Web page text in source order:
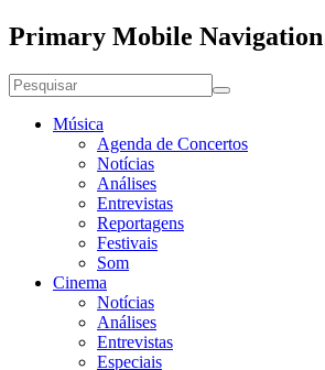
Primary Mobile Navigation
Música
Agenda de Concertos
Notícias
Análises
Entrevistas
Reportagens
Festivais
Som
Cinema
Notícias
Análises
Entrevistas
Especiais